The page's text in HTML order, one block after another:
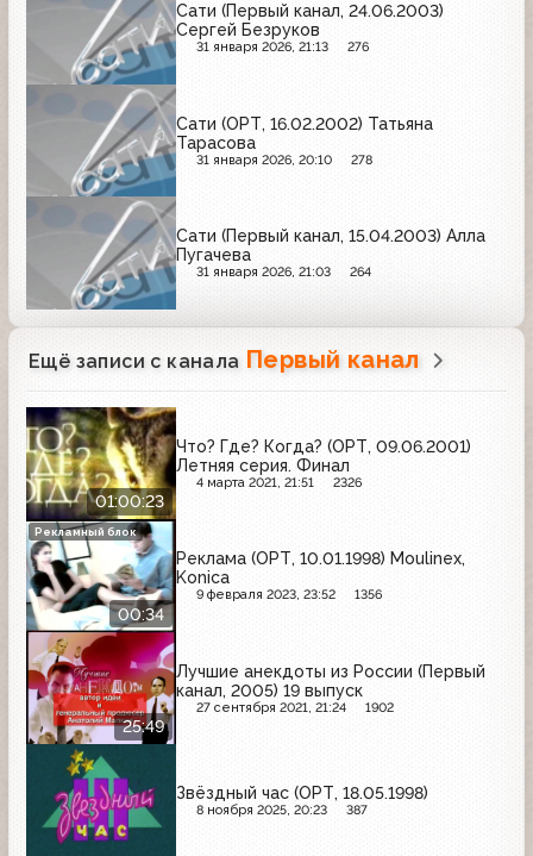
Сати (Первый канал, 24.06.2003)
Сергей Безруков
31 января 2026, 21:13 276
Сати (ОРТ, 16.02.2002) Татьяна
Тарасова
31 января 2026, 20:10 278
Сати (Первый канал, 15.04.2003) Алла
Пугачева
31 января 2026, 21:03 264
Ещё записи с канала Первый канал
01:00:23
Что? Где? Когда? (ОРТ, 09.06.2001)
Летняя серия. Финал
4 марта 2021, 21:51 2326
00:34
Реклама (ОРТ, 10.01.1998) Moulinex,
Konica
9 февраля 2023, 23:52 1356
Рекламный блок
25:49
Лучшие анекдоты из России (Первый
канал, 2005) 19 выпуск
27 сентября 2021, 21:24 1902
Звёздный час (ОРТ, 18.05.1998)
8 ноября 2025, 20:23 387